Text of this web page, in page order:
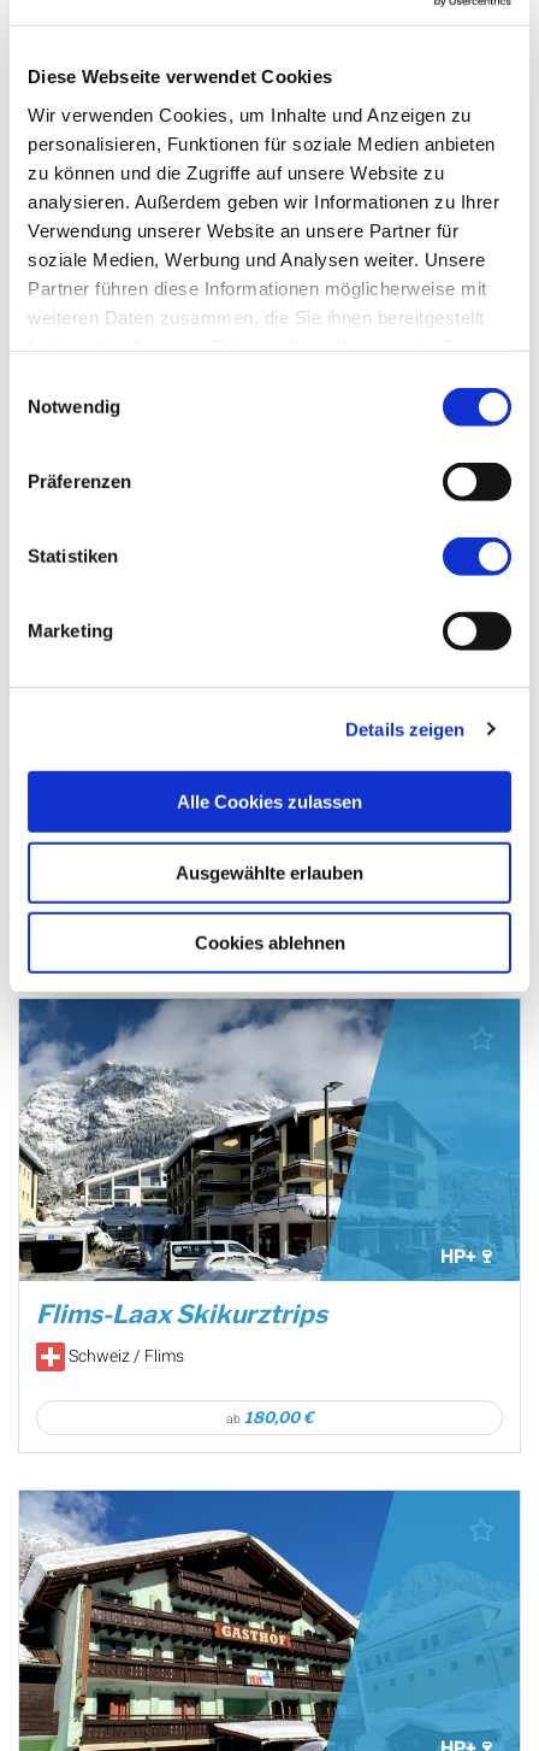
Diese Webseite verwendet Cookies
Wir verwenden Cookies, um Inhalte und Anzeigen zu
personalisieren, Funktionen für soziale Medien anbieten
zu können und die Zugriffe auf unsere Website zu
analysieren. Außerdem geben wir Informationen zu Ihrer
Verwendung unserer Website an unsere Partner für
soziale Medien, Werbung und Analysen weiter. Unsere
Partner führen diese Informationen möglicherweise mit
weiteren Daten zusammen, die Sie ihnen bereitgestellt
Notwendig
Präferenzen
Statistiken
Marketing
Details zeigen
Alle Cookies zulassen
Ausgewählte erlauben
Cookies ablehnen
Singles
Skipass inkl.
HP+🍷
Singleskireisen Arlberg
Singles
☞ Piste
Skipass inkl.
HP+🍷
Schweiz / Flims
HP+🍷
Flims-Laax Skikurztrips
Schweiz / Flims
ab 180,00 €